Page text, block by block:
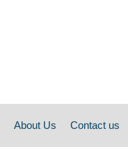
About Us Contact us